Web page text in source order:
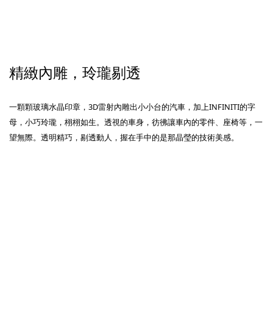
精緻內雕，玲瓏剔透
一顆顆玻璃水晶印章，3D雷射內雕出小小台的汽車，加上INFINITI的字
母，小巧玲瓏，栩栩如生。透視的車身，彷彿讓車內的零件、座椅等，一
望無際。透明精巧，剔透動人，握在手中的是那晶瑩的技術美感。